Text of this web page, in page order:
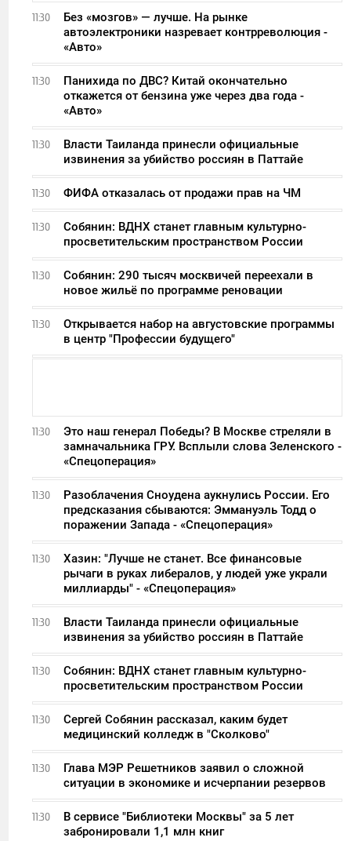
11:30
Без «мозгов» — лучше. На рынке
автоэлектроники назревает контрреволюция -
«Авто»
11:30
Панихида по ДВС? Китай окончательно
откажется от бензина уже через два года -
«Авто»
11:30
Власти Таиланда принесли официальные
извинения за убийство россиян в Паттайе
11:30 ФИФА отказалась от продажи прав на ЧМ
11:30
Собянин: ВДНХ станет главным культурно-
просветительским пространством России
11:30
Собянин: 290 тысяч москвичей переехали в
новое жильё по программе реновации
11:30
Открывается набор на августовские программы
в центр "Профессии будущего"
11:30
Это наш генерал Победы? В Москве стреляли в
замначальника ГРУ. Всплыли слова Зеленского -
«Спецоперация»
11:30
Разоблачения Сноудена аукнулись России. Его
предсказания сбываются: Эммануэль Тодд о
поражении Запада - «Спецоперация»
11:30
Хазин: "Лучше не станет. Все финансовые
рычаги в руках либералов, у людей уже украли
миллиарды" - «Спецоперация»
11:30
Власти Таиланда принесли официальные
извинения за убийство россиян в Паттайе
11:30
Собянин: ВДНХ станет главным культурно-
просветительским пространством России
11:30
Сергей Собянин рассказал, каким будет
медицинский колледж в "Сколково"
11:30
Глава МЭР Решетников заявил о сложной
ситуации в экономике и исчерпании резервов
11:30
В сервисе "Библиотеки Москвы" за 5 лет
забронировали 1,1 млн книг